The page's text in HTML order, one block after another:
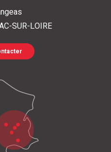
SUR-LOIRE